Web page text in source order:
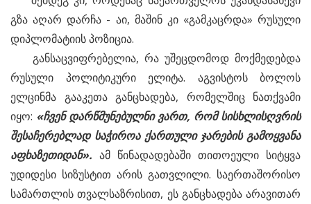
გზა აღარ დარჩა - აი, მაშინ კი «გამკაცრდა» რუსული
დიპლომატიის პოზიცია.
განსაცვიფრებელია, რა უშეცდომოდ მოქმედებდა
რუსული პოლიტიკური ელიტა. აგვისტოს ბოლოს
ელცინმა გააკეთა განცხადება, რომელშიც ნათქვამი
იყო: «ჩვენდარწმუნებულნივართ, რომსისხლისღვრის
შესაჩერებლად საჭიროა ქართული ჯარებისგამოყვანა
აფხაზეთიდან». ამ წინადადებაში თითოეული სიტყვა
უდიდესი სიზუსტით არის გათვლილი. საერთაშორისო
სამართლის თვალსაზრისით, ეს განცხადება არავითარ